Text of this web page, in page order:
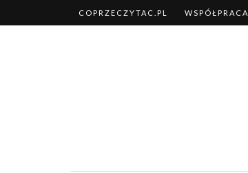
COPRZECZYTAC.PL WSPÓŁPRACA